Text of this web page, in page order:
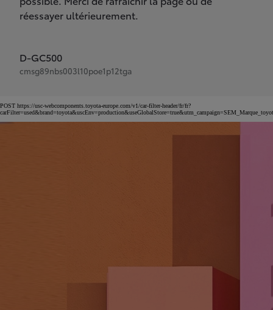
réessayer ultérieurement.
D-GC500
cmsg89nbs003l10poe1p12tga
POST https://usc-webcomponents.toyota-europe.com/v1/car-filter-header/fr/fr?